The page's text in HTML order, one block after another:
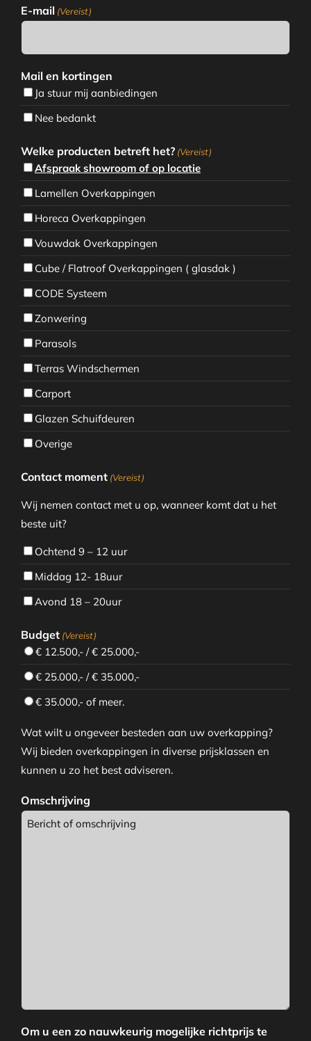
E-mail (Vereist)
Mail en kortingen
Ja stuur mij aanbiedingen
Nee bedankt
Welke producten betreft het? (Vereist)
Afspraak showroom of op locatie
Lamellen Overkappingen
Horeca Overkappingen
Vouwdak Overkappingen
Cube / Flatroof Overkappingen ( glasdak )
CODE Systeem
Zonwering
Parasols
Terras Windschermen
Carport
Glazen Schuifdeuren
Overige
Contact moment (Vereist)
Wij nemen contact met u op, wanneer komt dat u het
beste uit?
Ochtend 9 – 12 uur
Middag 12- 18uur
Avond 18 – 20uur
Budget (Vereist)
€ 12.500,- / € 25.000,-
€ 25.000,- / € 35.000,-
€ 35.000,- of meer.
Wat wilt u ongeveer besteden aan uw overkapping?
Wij bieden overkappingen in diverse prijsklassen en
kunnen u zo het best adviseren.
Omschrijving
Om u een zo nauwkeurig mogelijke richtprijs te